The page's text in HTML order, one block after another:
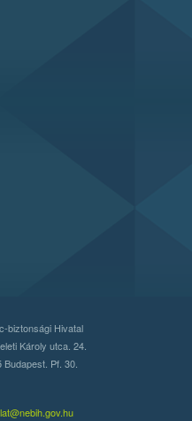
biztonsági Hivatal
Károly utca. 24.
Pf. 30.